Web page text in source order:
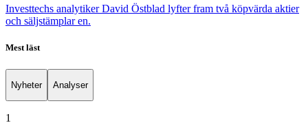
Investtechs analytiker David Östblad lyfter fram två köpvärda aktier
och säljstämplar en.
Mest läst
Nyheter Analyser
1